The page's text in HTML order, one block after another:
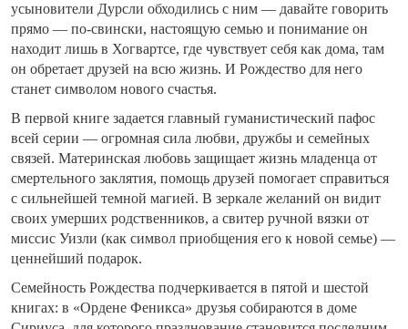
усыновители Дурсли обходились с ним — давайте говорить
прямо — по-свински, настоящую семью и понимание он
находит лишь в Хогвартсе, где чувствует себя как дома, там
он обретает друзей на всю жизнь. И Рождество для него
станет символом нового счастья.
В первой книге задается главный гуманистический пафос
всей серии — огромная сила любви, дружбы и семейных
связей. Материнская любовь защищает жизнь младенца от
смертельного заклятия, помощь друзей помогает справиться
с сильнейшей темной магией. В зеркале желаний он видит
своих умерших родственников, а свитер ручной вязки от
миссис Уизли (как символ приобщения его к новой семье) —
ценнейший подарок.
Семейность Рождества подчеркивается в пятой и шестой
книгах: в «Ордене Феникса» друзья собираются в доме